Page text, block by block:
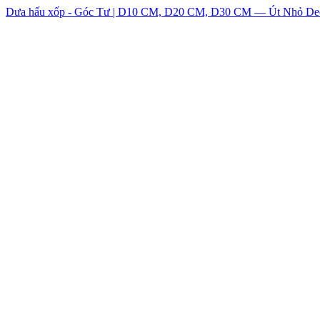
Dưa hấu xốp - Góc Tư | D10 CM, D20 CM, D30 CM — Út Nhỏ